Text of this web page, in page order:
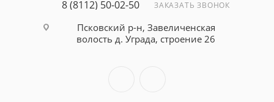
8 (8112) 50-02-50 ЗАКАЗАТЬ ЗВОНОК
Псковский р-н, Завеличенская
волость д. Уграда, строение 26